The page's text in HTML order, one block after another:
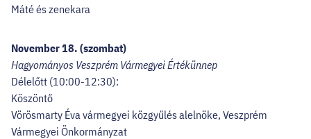
Máté és zenekara
November 18. (szombat)
Hagyományos Veszprém Vármegyei Értékünnep
Délelőtt (10:00-12:30):
Köszöntő
Vörösmarty Éva vármegyei közgyűlés alelnöke, Veszprém
Vármegyei Önkormányzat